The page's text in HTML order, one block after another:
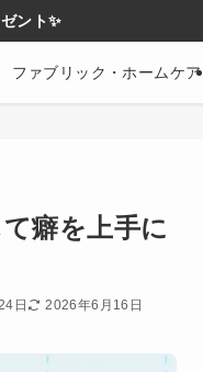
ント✨
ファブリック・ホームケア
癖を上手に
日 2026年6月16日